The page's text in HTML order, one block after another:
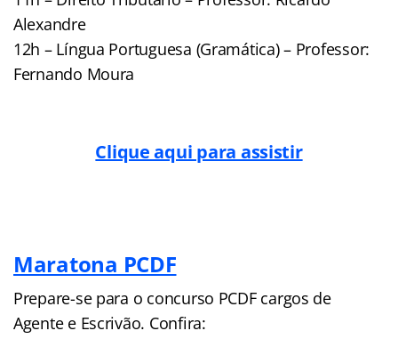
Alexandre
12h – Língua Portuguesa (Gramática) – Professor:
Fernando Moura
Clique aqui para assistir
Maratona PCDF
Prepare-se para o concurso PCDF cargos de
Agente e Escrivão. Confira: